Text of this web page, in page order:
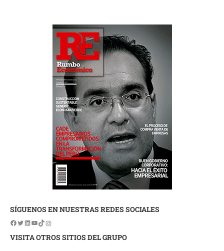
SÍGUENOS EN NUESTRAS REDES SOCIALES
VISITA OTROS SITIOS DEL GRUPO